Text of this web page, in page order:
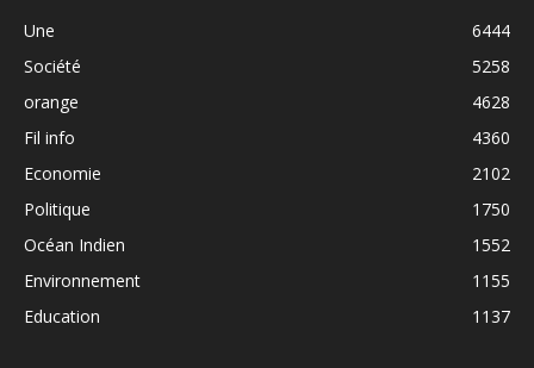
Une
6444
Société
5258
orange
4628
Fil info
4360
Economie
2102
Politique
1750
Océan Indien
1552
Environnement
1155
Education
1137